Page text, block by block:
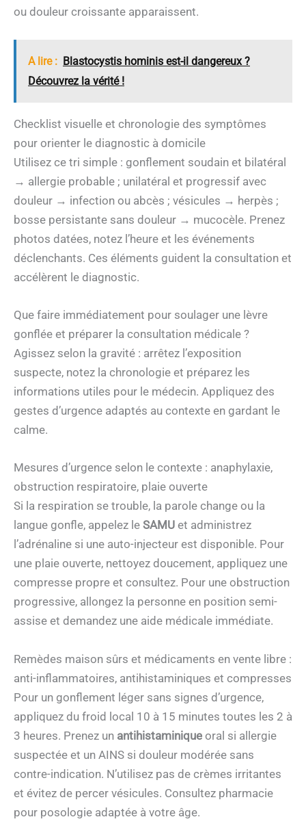
ou douleur croissante apparaissent.
A lire : Blastocystis hominis est-il dangereux ?
Découvrez la vérité !
Checklist visuelle et chronologie des symptômes
pour orienter le diagnostic à domicile
Utilisez ce tri simple : gonflement soudain et bilatéral
→ allergie probable ; unilatéral et progressif avec
douleur → infection ou abcès ; vésicules → herpès ;
bosse persistante sans douleur → mucocèle. Prenez
photos datées, notez l’heure et les événements
déclenchants. Ces éléments guident la consultation et
accélèrent le diagnostic.
Que faire immédiatement pour soulager une lèvre
gonflée et préparer la consultation médicale ?
Agissez selon la gravité : arrêtez l’exposition
suspecte, notez la chronologie et préparez les
informations utiles pour le médecin. Appliquez des
gestes d’urgence adaptés au contexte en gardant le
calme.
Mesures d’urgence selon le contexte : anaphylaxie,
obstruction respiratoire, plaie ouverte
Si la respiration se trouble, la parole change ou la
langue gonfle, appelez le SAMU et administrez
l’adrénaline si une auto-injecteur est disponible. Pour
une plaie ouverte, nettoyez doucement, appliquez une
compresse propre et consultez. Pour une obstruction
progressive, allongez la personne en position semi-
assise et demandez une aide médicale immédiate.
Remèdes maison sûrs et médicaments en vente libre :
anti-inflammatoires, antihistaminiques et compresses
Pour un gonflement léger sans signes d’urgence,
appliquez du froid local 10 à 15 minutes toutes les 2 à
3 heures. Prenez un antihistaminique oral si allergie
suspectée et un AINS si douleur modérée sans
contre-indication. N’utilisez pas de crèmes irritantes
et évitez de percer vésicules. Consultez pharmacie
pour posologie adaptée à votre âge.